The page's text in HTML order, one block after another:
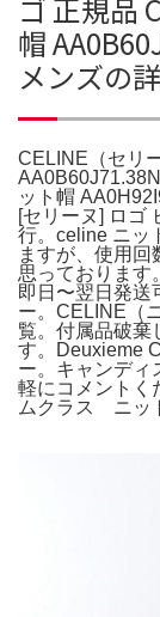
ゴ 正規品
帽
メンズの
CELINE（セリ
ット帽
[セリーヌ] ロゴ
行。celine ニッ
ますが、使用回
思っております
即日〜翌日発送
ー。CELINE（
覧。付属品破棄
す。Deuxieme
ー。キャンディ
軽にコメントく
ムクラス ニッ